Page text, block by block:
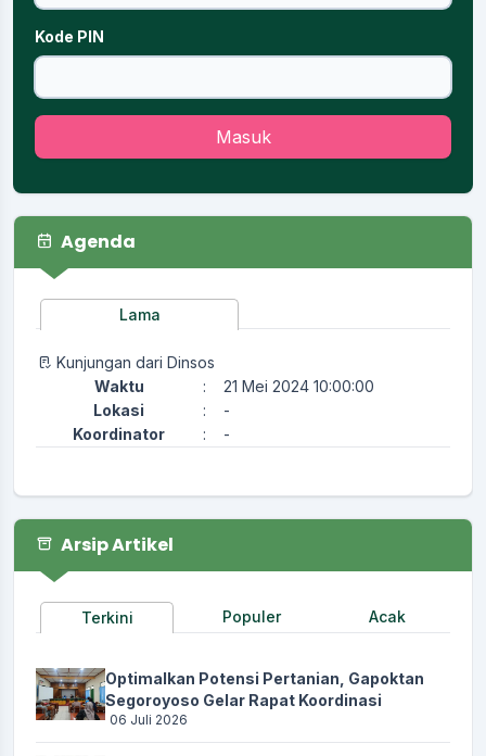
Kode PIN
Masuk
Agenda
Lama
Kunjungan dari Dinsos
Waktu
:
21 Mei 2024 10:00:00
Lokasi
:
-
Koordinator
: -
Arsip Artikel
Terkini Populer Acak
Optimalkan Potensi Pertanian, Gapoktan
Segoroyoso Gelar Rapat Koordinasi
06 Juli 2026